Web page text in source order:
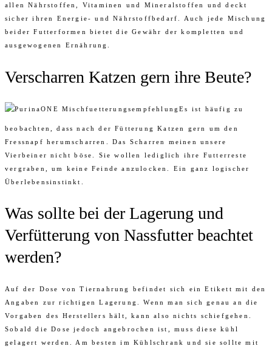
allen Nährstoffen, Vitaminen und Mineralstoffen und deckt
sicher ihren Energie- und Nährstoffbedarf. Auch jede Mischung
beider Futterformen bietet die Gewähr der kompletten und
ausgewogenen Ernährung.
Verscharren Katzen gern ihre Beute?
Es ist häufig zu
beobachten, dass nach der Fütterung Katzen gern um den
Fressnapf herumscharren. Das Scharren meinen unsere
Vierbeiner nicht böse. Sie wollen lediglich ihre Futterreste
vergraben, um keine Feinde anzulocken. Ein ganz logischer
Überlebensinstinkt.
Was sollte bei der Lagerung und
Verfütterung von Nassfutter beachtet
werden?
Auf der Dose von Tiernahrung befindet sich ein Etikett mit den
Angaben zur richtigen Lagerung. Wenn man sich genau an die
Vorgaben des Herstellers hält, kann also nichts schiefgehen.
Sobald die Dose jedoch angebrochen ist, muss diese kühl
gelagert werden. Am besten im Kühlschrank und sie sollte mit